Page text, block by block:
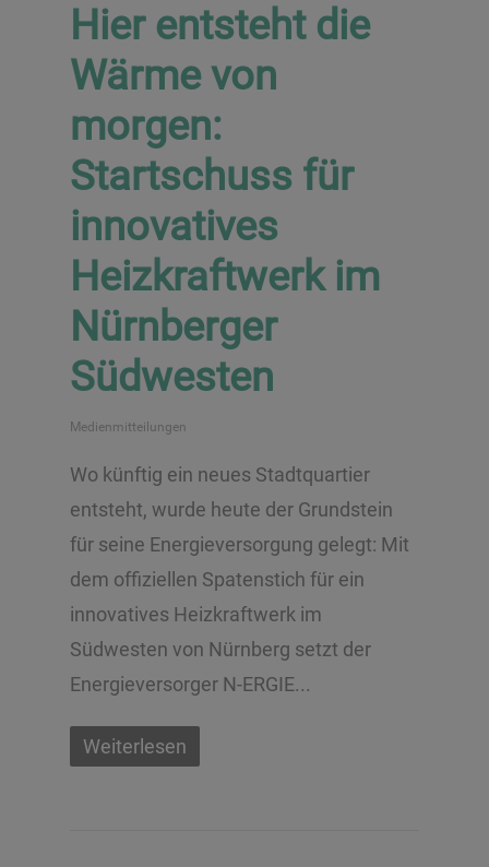
Hier entsteht die
Wärme von
morgen:
Startschuss für
innovatives
Heizkraftwerk im
Nürnberger
Südwesten
Medienmitteilungen
Wo künftig ein neues Stadtquartier
entsteht, wurde heute der Grundstein
für seine Energieversorgung gelegt: Mit
dem offiziellen Spatenstich für ein
innovatives Heizkraftwerk im
Südwesten von Nürnberg setzt der
Energieversorger N-ERGIE...
Weiterlesen